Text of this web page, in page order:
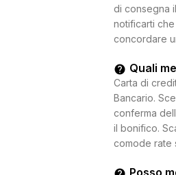
di consegna
notificarti
concordare
Quali
Carta di
Bancario.
conferma
il bonifico.
comode rate
Posso